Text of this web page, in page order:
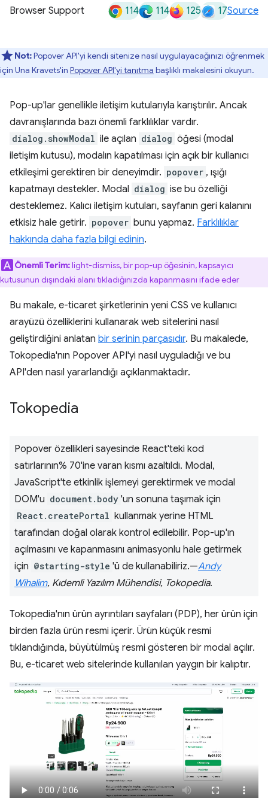
Browser Support 114 114 125 17Source
Not:Popover API'yi kendi sitenize nasıl uygulayacağınızı öğrenmek
için Una Kravets'in Popover API'yi tanıtma başlıklı makalesini okuyun.
Pop-up'lar genellikle iletişim kutularıyla karıştırılır. Ancak
davranışlarında bazı önemli farklılıklar vardır.
dialog.showModal ile açılan dialog öğesi (modal
iletişim kutusu), modalın kapatılması için açık bir kullanıcı
etkileşimi gerektiren bir deneyimdir. popover , ışığı
kapatmayı destekler. Modal dialog ise bu özelliği
desteklemez. Kalıcı iletişim kutuları, sayfanın geri kalanını
etkisiz hale getirir. popover bunu yapmaz. Farklılıklar
hakkında daha fazla bilgi edinin.
Önemli Terim:light-dismiss, bir pop-up öğesinin, kapsayıcı
kutusunun dışındaki alanı tıkladığınızda kapanmasını ifade eder
Bu makale, e-ticaret şirketlerinin yeni CSS ve kullanıcı
arayüzü özelliklerini kullanarak web sitelerini nasıl
geliştirdiğini anlatan bir serinin parçasıdır. Bu makalede,
Tokopedia'nın Popover API'yi nasıl uyguladığı ve bu
API'den nasıl yararlandığı açıklanmaktadır.
Tokopedia
Popover özellikleri sayesinde React'teki kod
satırlarının% 70'ine varan kısmı azaltıldı. Modal,
JavaScript'te etkinlik işlemeyi gerektirmek ve modal
DOM'u document.body 'un sonuna taşımak için
React.createPortal kullanmak yerine HTML
tarafından doğal olarak kontrol edilebilir. Pop-up'ın
açılmasını ve kapanmasını animasyonlu hale getirmek
için @starting-style 'ü de kullanabiliriz.—Andy
Wihalim, Kıdemli Yazılım Mühendisi, Tokopedia.
Tokopedia'nın ürün ayrıntıları sayfaları (PDP), her ürün için
birden fazla ürün resmi içerir. Ürün küçük resmi
tıklandığında, büyütülmüş resmi gösteren bir modal açılır.
Bu, e-ticaret web sitelerinde kullanılan yaygın bir kalıptır.